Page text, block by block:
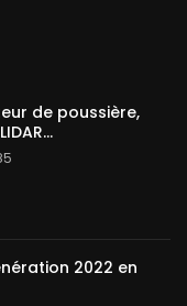
de poussière,
2022 en